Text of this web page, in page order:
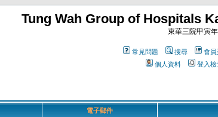
Tung Wah Group of Hospitals
東華三院甲寅
常見問題 搜尋 會員
個人資料
登入檢
電子郵件